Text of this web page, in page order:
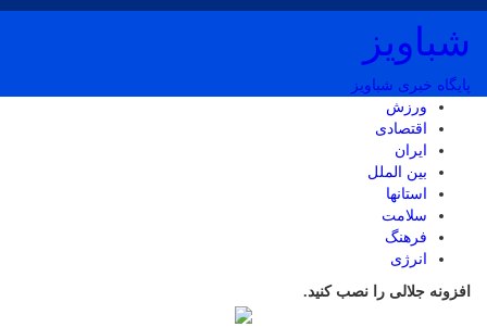
شباویز
پایگاه خبری شباویز
ورزش
اقتصادی
ایران
بین الملل
استانها
سلامت
فرهنگ
انرژی
افزونه جلالی را نصب کنید.